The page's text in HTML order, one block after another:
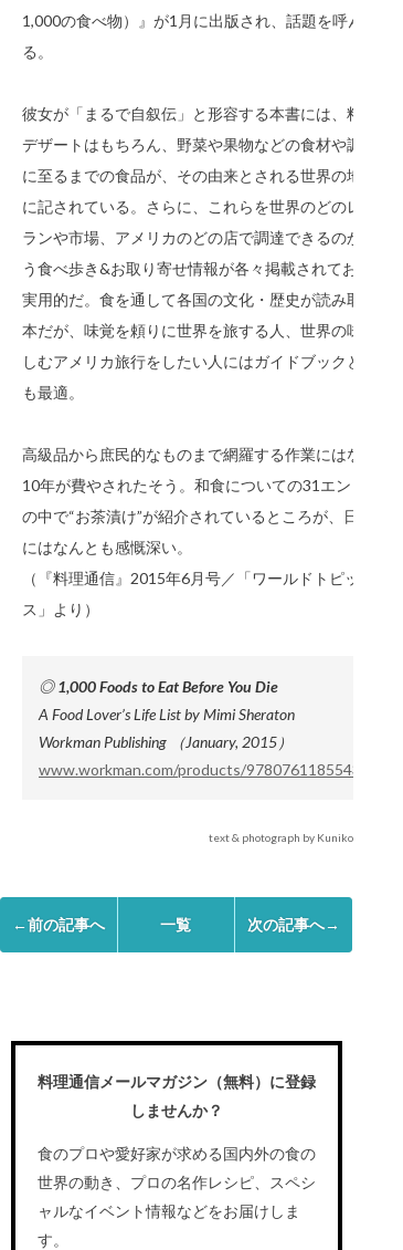
1,000の食べ物）』が1月に出版され、話題を呼んでい
る。
彼女が「まるで自叙伝」と形容する本書には、料理、
デザートはもちろん、野菜や果物などの食材や調味料
に至るまでの食品が、その由来とされる世界の地域別
に記されている。さらに、これらを世界のどのレスト
ランや市場、アメリカのどの店で調達できるのかとい
う食べ歩き&お取り寄せ情報が各々掲載されており、
実用的だ。食を通して各国の文化・歴史が読み取れる
本だが、味覚を頼りに世界を旅する人、世界の味を楽
しむアメリカ旅行をしたい人にはガイドブックとして
も最適。
高級品から庶民的なものまで網羅する作業にはなんと
10年が費やされたそう。和食についての31エントリー
の中で“お茶漬け”が紹介されているところが、日本人
にはなんとも感慨深い。
（『料理通信』2015年6月号／「ワールドトピック
ス」より）
◎ 1,000 Foods to Eat Before You Die
A Food Lover’s Life List by Mimi Sheraton
Workman Publishing （January, 2015）
www.workman.com/products/9780761185543/
text & photograph by Kuniko Yasutake
←前の記事へ 一覧 次の記事へ→
料理通信メールマガジン（無料）に登録
しませんか？
食のプロや愛好家が求める国内外の食の
世界の動き、プロの名作レシピ、スペシ
ャルなイベント情報などをお届けしま
す。